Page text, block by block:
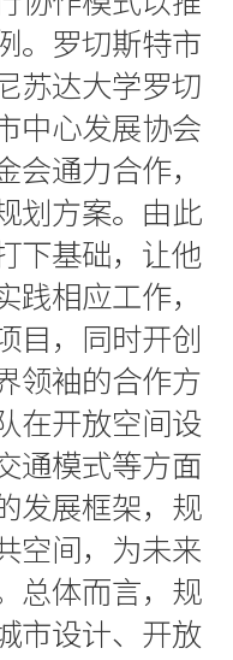
。罗切斯特市
苏达大学罗切
中心发展协会
会通力合作，
划方案。由此
下基础，让他
践相应工作，
目，同时开创
领袖的合作方
在开放空间设
通模式等方面
发展框架，规
空间，为未来
总体而言，规
市设计、开放